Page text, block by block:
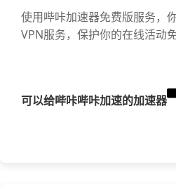
使用哔咔加速器免费版服务，
VPN服务，保护你的在线活动
可以给哔咔哔咔加速的加速器